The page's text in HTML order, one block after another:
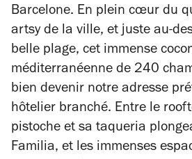
Barcelone. En plein cœur du
artsy de la ville, et juste au-
belle plage, cet immense
méditerranéenne de 240
bien devenir notre adresse
hôtelier branché. Entre le
pistoche et sa taqueria
Familia, et les immenses